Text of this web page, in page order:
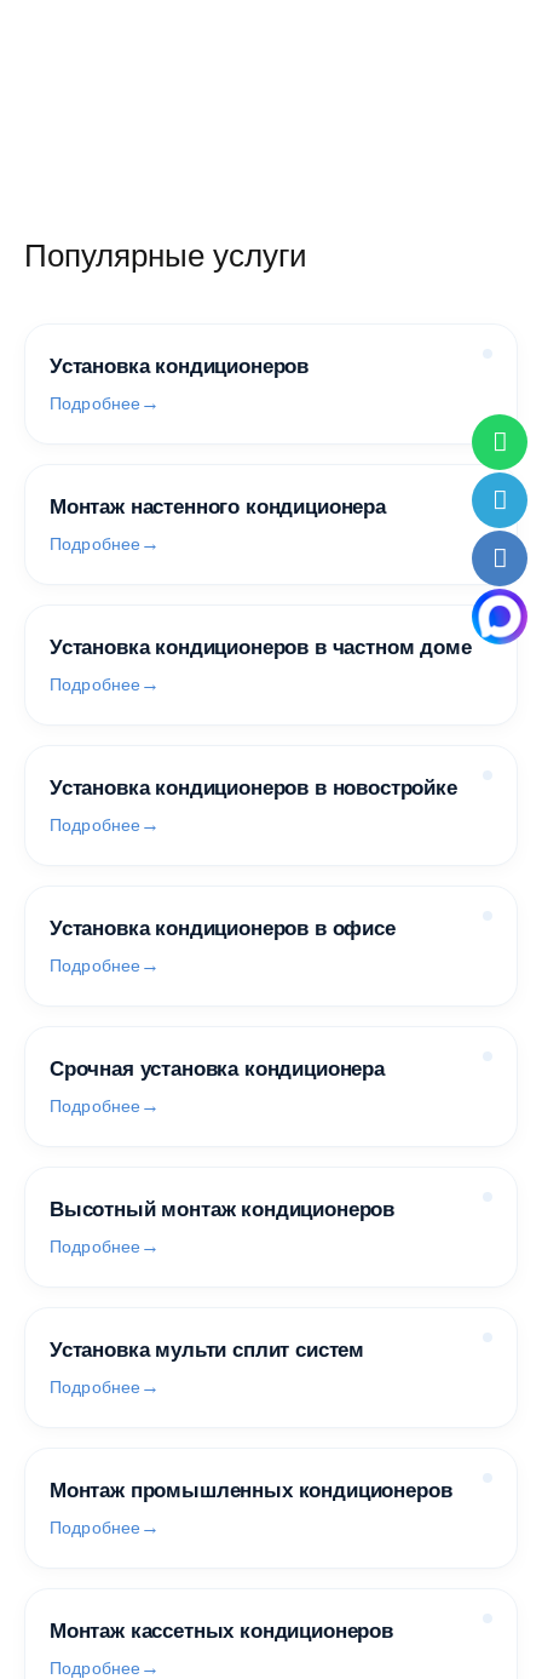
Популярные услуги
Установка кондиционеров
Подробнее
Монтаж настенного кондиционера
Подробнее
Установка кондиционеров в частном доме
Подробнее
Установка кондиционеров в новостройке
Подробнее
Установка кондиционеров в офисе
Подробнее
Срочная установка кондиционера
Подробнее
Высотный монтаж кондиционеров
Подробнее
Установка мульти сплит систем
Подробнее
Монтаж промышленных кондиционеров
Подробнее
Монтаж кассетных кондиционеров
Подробнее